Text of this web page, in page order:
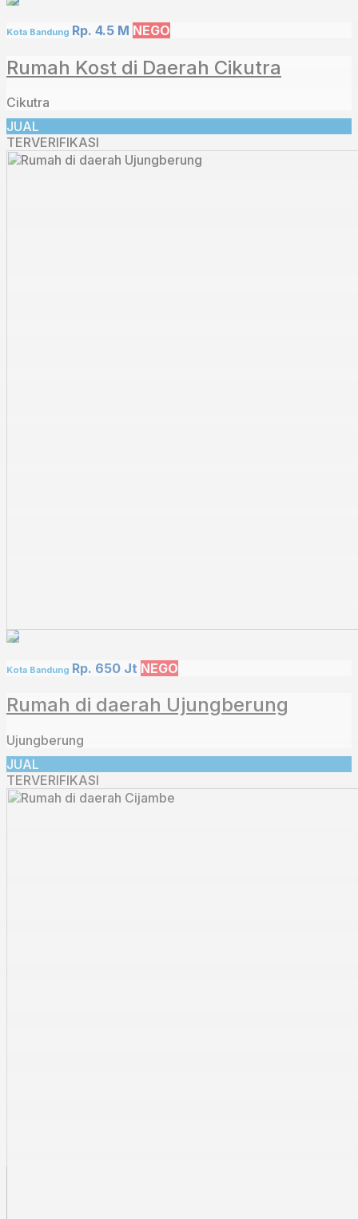
Kota Bandung Rp. 4.5 M NEGO
Rumah Kost di Daerah Cikutra
Cikutra
JUAL
TERVERIFIKASI
Kota Bandung Rp. 650 Jt NEGO
Rumah di daerah Ujungberung
Ujungberung
JUAL
TERVERIFIKASI